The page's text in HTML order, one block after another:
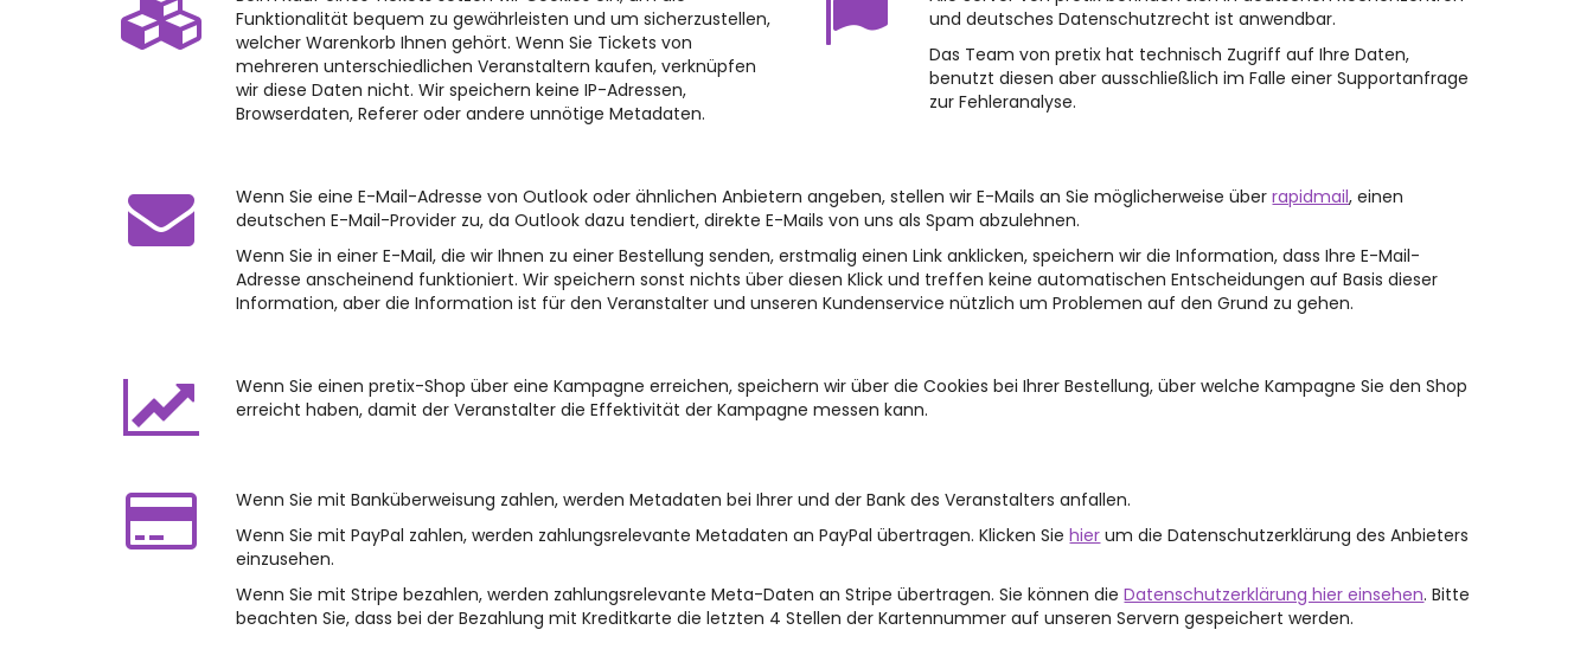
Funktionalität bequem zu gewährleisten und um sicherzustellen,
welcher Warenkorb Ihnen gehört. Wenn Sie Tickets von
mehreren unterschiedlichen Veranstaltern kaufen, verknüpfen
wir diese Daten nicht. Wir speichern keine IP-Adressen,
Browserdaten, Referer oder andere unnötige Metadaten.
und deutsches Datenschutzrecht ist anwendbar.
Das Team von pretix hat technisch Zugriff auf Ihre Daten,
benutzt diesen aber ausschließlich im Falle einer Supportanfrage
zur Fehleranalyse.
Wenn Sie eine E-Mail-Adresse von Outlook oder ähnlichen Anbietern angeben, stellen wir E-Mails an Sie möglicherweise überrapidmail, einen
deutschen E-Mail-Provider zu, da Outlook dazu tendiert, direkte E-Mails von uns als Spam abzulehnen.
Wenn Sie in einer E-Mail, die wir Ihnen zu einer Bestellung senden, erstmalig einen Link anklicken, speichern wir die Information, dass Ihre E-Mail-
Adresse anscheinend funktioniert. Wir speichern sonst nichts über diesen Klick und treffen keine automatischen Entscheidungen auf Basis dieser
Information, aber die Information ist für den Veranstalter und unseren Kundenservice nützlich um Problemen auf den Grund zu gehen.
Wenn Sie einen pretix-Shop über eine Kampagne erreichen, speichern wir über die Cookies bei Ihrer Bestellung, über welche Kampagne Sie den Shop
erreicht haben, damit der Veranstalter die Effektivität der Kampagne messen kann.
Wenn Sie mit Banküberweisung zahlen, werden Metadaten bei Ihrer und der Bank des Veranstalters anfallen.
Wenn Sie mit PayPal zahlen, werden zahlungsrelevante Metadaten an PayPal übertragen. Klicken Siehier um die Datenschutzerklärung des Anbieters
einzusehen.
Wenn Sie mit Stripe bezahlen, werden zahlungsrelevante Meta-Daten an Stripe übertragen. Sie können dieDatenschutzerklärung hier einsehen. Bitte
beachten Sie, dass bei der Bezahlung mit Kreditkarte die letzten 4 Stellen der Kartennummer auf unseren Servern gespeichert werden.